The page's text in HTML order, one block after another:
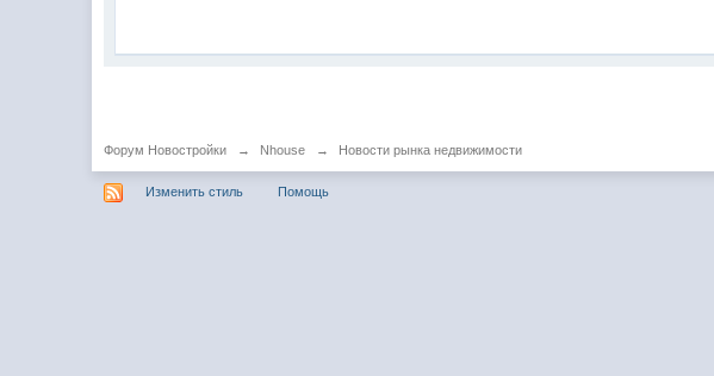
Форум Новостройки → Nhouse → Новости рынка недвижимости
Изменить стиль Помощь